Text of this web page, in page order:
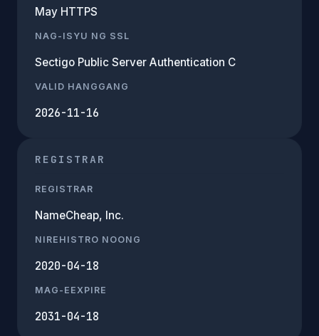
May HTTPS
NAG-ISYU NG SSL
Sectigo Public Server Authentication C
VALID HANGGANG
2026-11-16
REGISTRAR
REGISTRAR
NameCheap, Inc.
NIREHISTRO NOONG
2020-04-18
MAG-EEXPIRE
2031-04-18